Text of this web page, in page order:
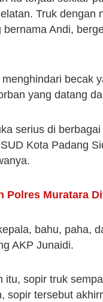
Truk
Andi,
becak
yang datang
serius di
Kota Padang
Polres Muratara
bahu, paha,
AKP Junaidi.
itu, sopir truk
sopir tersebut